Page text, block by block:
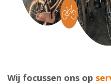
Wij focussen ons op